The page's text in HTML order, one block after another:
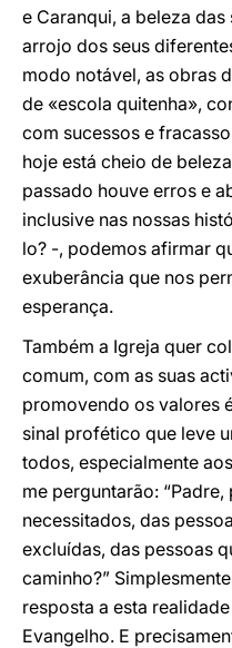
e Caranqui, a beleza
arrojo dos seus
modo notável, as obras
de «escola quitenha»,
com sucessos e
hoje está cheio de
passado houve erros e
inclusive nas nossas
lo? -, podemos afirmar
exuberância que nos
esperança.
Também a Igreja quer
comum, com as suas
promovendo os valores
sinal profético que leve
todos, especialmente
me perguntarão:
necessitados, das
excluídas, das pessoas
caminho?”
resposta a esta
Evangelho. E